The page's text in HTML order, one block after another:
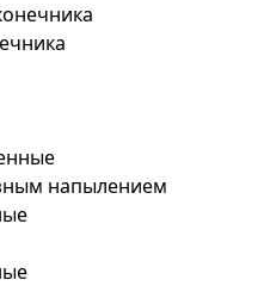
напылением